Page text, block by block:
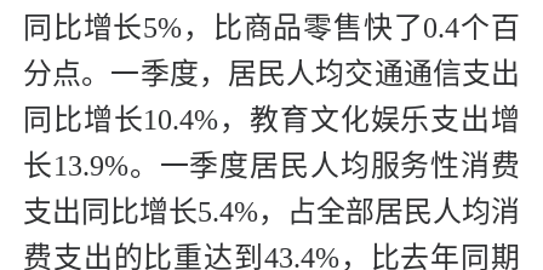
同比增长5%，比商品零售快了0.4个百
分点。一季度，居民人均交通通信支出
同比增长10.4%，教育文化娱乐支出增
长13.9%。一季度居民人均服务性消费
支出同比增长5.4%，占全部居民人均消
费支出的比重达到43.4%，比去年同期